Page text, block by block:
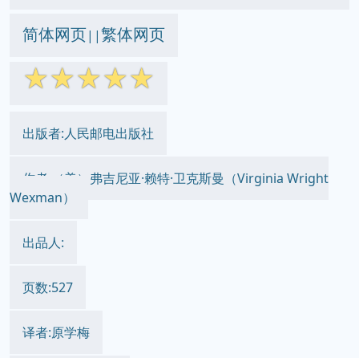
简体网页||繁体网页
☆☆☆☆☆
出版者:人民邮电出版社
作者:（美）弗吉尼亚·赖特·卫克斯曼（Virginia Wright
Wexman）
出品人:
页数:527
译者:原学梅